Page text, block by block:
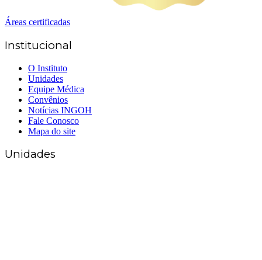
Áreas certificadas
Institucional
O Instituto
Unidades
Equipe Médica
Convênios
Notícias INGOH
Fale Conosco
Mapa do site
Unidades